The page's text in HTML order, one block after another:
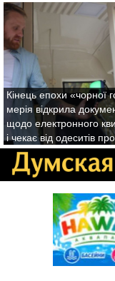
Кінець епохи «чорної
мерія відкрила
щодо електронного
і чекає від одеситів